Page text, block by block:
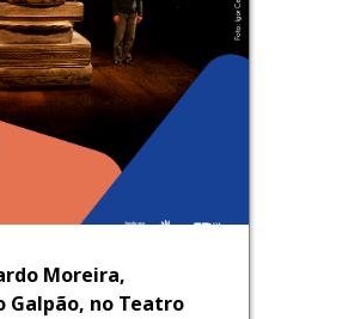
Moreira,
Galpão, no Teatro